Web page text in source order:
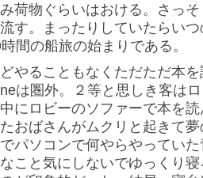
荷物ぐらいはおける。さっ
す。まったりしていたらい
間の船旅の始まりである。
やることもなくただただ本
は圏外。２等と思しき客は
にロビーのソファーで本を
おばさんがムクリと起きて
パソコンで何やらやってい
こと気にしないでゆっくり